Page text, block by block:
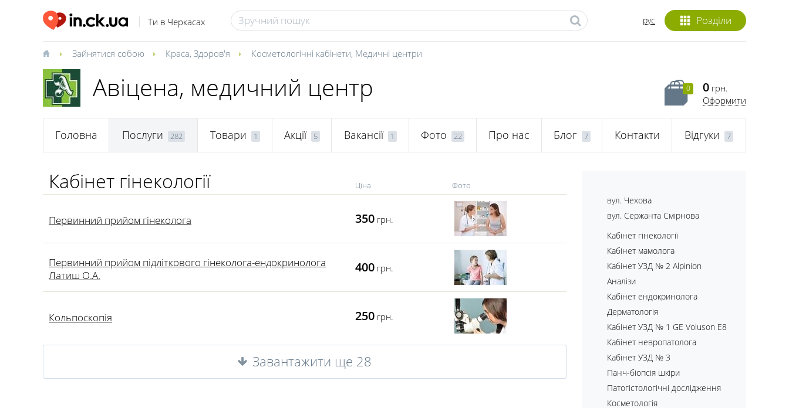
Ти в Черкасах Розділи
рус
Зайнятися собою Краса, Здоров'я Косметологічні кабінети, Медичні центри
Авіцена, медичний центр 0 0 грн.
Оформити
Головна Послуги 282 Товари 1 Акції 5 Вакансії 1 Фото 22 Про нас Блог 7 Контакти Відгуки 7
Кабінет гінекології Ціна Фото
Первинний прийом гінеколога 350 грн.
Первинний прийом підліткового гінеколога-ендокринолога
Латиш О.А.
400 грн.
Кольпоскопія 250 грн.
Завантажити ще 28
вул. Чехова
вул. Сержанта Смірнова
Кабінет гінекології
Кабінет мамолога
Кабінет УЗД № 2 Alpinion
Аналізи
Кабінет ендокринолога
Дерматологія
Кабінет УЗД № 1 GE Voluson E8
Кабінет невропатолога
Кабінет УЗД № 3
Панч-біопсія шкіри
Патогістологічні дослідження
Косметологія